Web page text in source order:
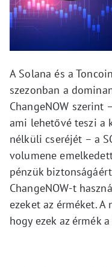
A Solana és a
szezonban a
ChangeNOW szerint
ami lehetővé teszi a
nélküli cseréjét – a
volumene
pénzük
ChangeNOW-t
ezeket az érméket.
hogy ezek az érmék